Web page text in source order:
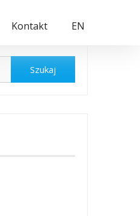
Kontakt EN